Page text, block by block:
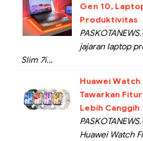
Gen 10,
Produktivitas
jajaran laptop
Slim 7i...
Huawei
Tawarkan
Lebih Canggih
Huawei Watch